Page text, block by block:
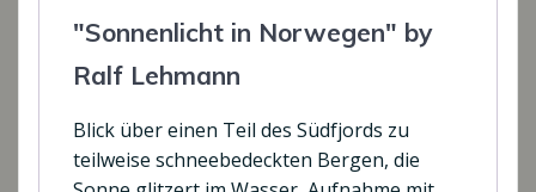
"Sonnenlicht in Norwegen" by
Ralf Lehmann
Blick über einen Teil des Südfjords zu
teilweise schneebedeckten Bergen, die